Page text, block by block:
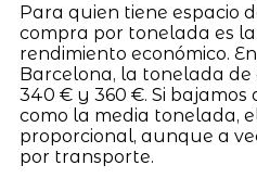
Para quien tiene espacio
compra por tonelada es
rendimiento económico.
Barcelona, la tonelada de
340 € y 360 €. Si bajamos
como la media tonelada,
proporcional, aunque a
por transporte.